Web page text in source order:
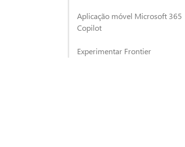
Aplicação móvel Microsoft 365
Copilot
Experimentar Frontier